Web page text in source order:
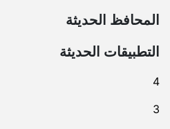
المحافظ الحديثة
التطبيقات الحديثة
4
3